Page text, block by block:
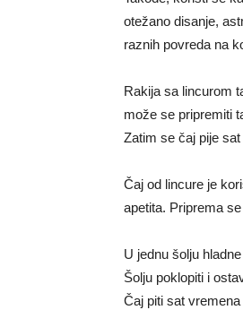
otežano disanje,
raznih povreda na
Rakija sa lincurom
može se pripremiti
Zatim se čaj pije
Čaj od lincure je
apetita. Priprema
U jednu šolju
Šolju poklopiti i
Čaj piti sat